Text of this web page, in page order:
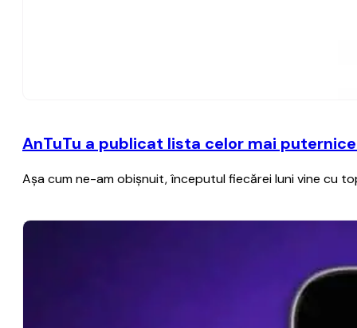
AnTuTu a publicat lista celor mai
Aşa cum ne-am obişnuit, începutul fiecărei luni vine cu